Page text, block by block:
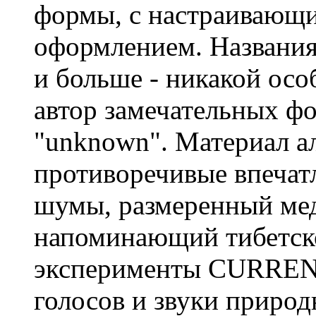
формы, с
оформлением.
и больше - никакой
автор замечательных
"unknown". Материал
противоречивые
шумы, размеренный
напоминающий
эксперименты
голосов и звуки